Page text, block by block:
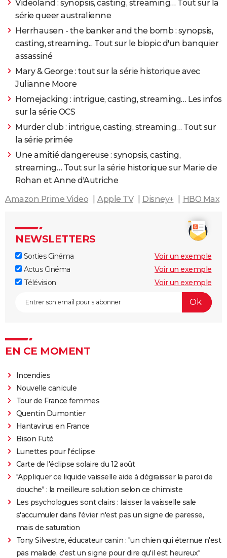
Videoland : synopsis, casting, streaming… Tout sur la
série queer australienne
Herrhausen - the banker and the bomb : synopsis,
casting, streaming... Tout sur le biopic d'un banquier
assassiné
Mary & George : tout sur la série historique avec
Julianne Moore
Homejacking : intrigue, casting, streaming… Les infos
sur la série OCS
Murder club : intrigue, casting, streaming… Tout sur
la série primée
Une amitié dangereuse : synopsis, casting,
streaming… Tout sur la série historique sur Marie de
Rohan et Anne d'Autriche
Amazon Prime Video
Apple TV Disney+ HBO Max
NEWSLETTERS
Sorties Cinéma
Voir un exemple
Actus Cinéma
Voir un exemple
Télévision
Voir un exemple
EN CE MOMENT
Incendies
Nouvelle canicule
Tour de France femmes
Quentin Dumontier
Hantavirus en France
Bison Futé
Lunettes pour l'éclipse
Carte de l'éclipse solaire du 12 août
"Appliquer ce liquide vaisselle aide à dégraisser la paroi de
douche" : la meilleure solution selon ce chimiste
Les psychologues sont clairs : laisser la vaisselle sale
s'accumuler dans l'évier n'est pas un signe de paresse,
mais de saturation
Tony Silvestre, éducateur canin : "un chien qui éternue n'est
pas malade, c'est un signe pour dire qu'il est heureux"